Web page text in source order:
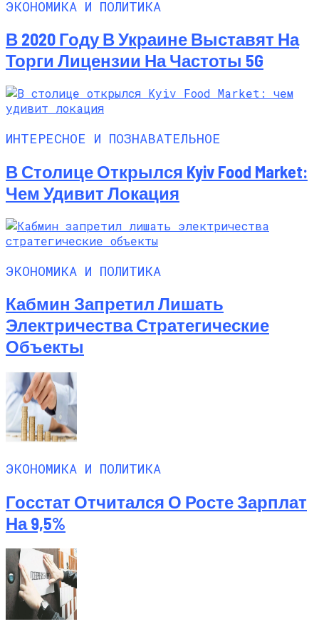
ЭКОНОМИКА И ПОЛИТИКА
В 2020 Году В Украине Выставят На
Торги Лицензии На Частоты 5G
ИНТЕРЕСНОЕ И ПОЗНАВАТЕЛЬНОЕ
В Столице Открылся Kyiv Food Market:
Чем Удивит Локация
ЭКОНОМИКА И ПОЛИТИКА
Кабмин Запретил Лишать
Электричества Стратегические
Объекты
ЭКОНОМИКА И ПОЛИТИКА
Госстат Отчитался О Росте Зарплат
На 9,5%